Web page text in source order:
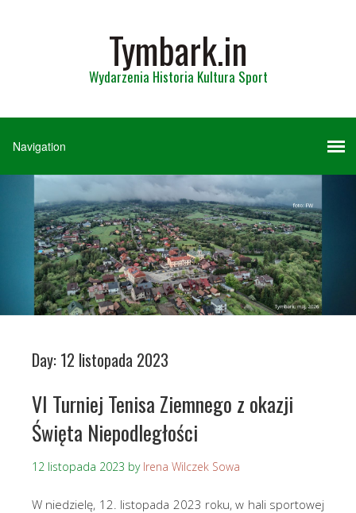
Tymbark.in
Wydarzenia Historia Kultura Sport
Day: 12 listopada 2023
VI Turniej Tenisa Ziemnego z okazji
Święta Niepodległości
12 listopada 2023 by Irena Wilczek Sowa
W niedzielę, 12. listopada 2023 roku, w hali sportowej